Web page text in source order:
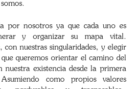
por nosotros ya que cada uno es
y organizar su mapa vital.
con nuestras singularidades, y elegir
queremos orientar el camino del
nuestra existencia desde la primera
como propios valores